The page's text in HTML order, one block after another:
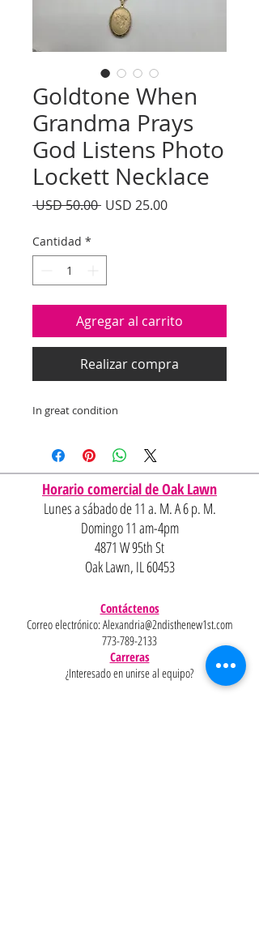
Goldtone When
Grandma Prays
God Listens Photo
Lockett Necklace
USD 50.00 Precio
USD 25.00Precio
Cantidad *
Agregar al carrito
Realizar compra
In great condition
Horario comercial de Oak Lawn
Lunes a sábado de 11 a. M. A 6 p. M.
Domingo 11 am-4pm
4871 W 95th St
Oak Lawn, IL 60453
Contáctenos
Correo electrónico: Alexandria@2ndisthenew1st.com
773-789-2133
Carreras
¿Interesado en unirse al equipo?